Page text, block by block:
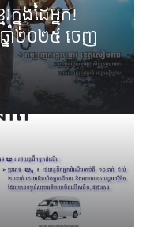
នុងដៃអ្នក!
នាំ២០២៥ ចេញ